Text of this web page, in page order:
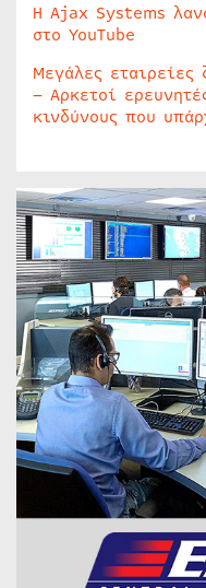
Η Ajax Systems
στο YouTube
Μεγάλες
– Αρκετοί
κινδύνους που